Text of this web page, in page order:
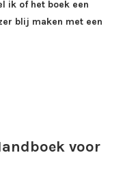
ik of het boek een
blij maken met een
voor